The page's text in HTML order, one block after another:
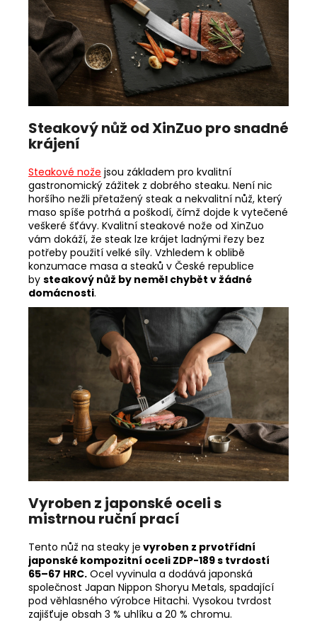
Steakový nůž od XinZuo pro snadné
krájení
Steakové nože jsou základem pro kvalitní
gastronomický zážitek z dobrého steaku. Není nic
horšího nežli přetažený steak a nekvalitní nůž, který
maso spíše potrhá a poškodí, čímž dojde k vytečené
veškeré šťávy. Kvalitní steakové nože od XinZuo
vám dokáží, že steak lze krájet ladnými řezy bez
potřeby použití velké síly. Vzhledem k oblibě
konzumace masa a steaků v České republice
by steakový nůž by neměl chybět v žádné
domácnosti.
Vyroben z japonské oceli s
mistrnou ruční prací
Tento nůž na steaky je vyroben z prvotřídní
japonské kompozitní oceli ZDP-189 s tvrdostí
65–67 HRC. Ocel vyvinula a dodává japonská
společnost Japan Nippon Shoryu Metals, spadající
pod věhlasného výrobce Hitachi. Vysokou tvrdost
zajišťuje obsah 3 % uhlíku a 20 % chromu.